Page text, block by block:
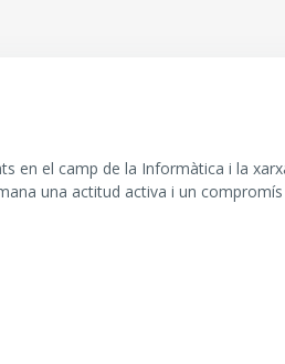
en el camp de la Informàtica i la
una actitud activa i un